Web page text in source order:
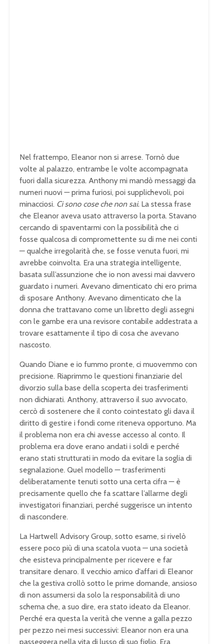
Nel frattempo, Eleanor non si arrese. Tornò due
volte al palazzo, entrambe le volte accompagnata
fuori dalla sicurezza. Anthony mi mandò messaggi da
numeri nuovi — prima furiosi, poi supplichevoli, poi
minacciosi. Ci sono cose che non sai. La stessa frase
che Eleanor aveva usato attraverso la porta. Stavano
cercando di spaventarmi con la possibilità che ci
fosse qualcosa di compromettente su di me nei conti
— qualche irregolarità che, se fosse venuta fuori, mi
avrebbe coinvolta. Era una strategia intelligente,
basata sull’assunzione che io non avessi mai davvero
guardato i numeri. Avevano dimenticato chi ero prima
di sposare Anthony. Avevano dimenticato che la
donna che trattavano come un libretto degli assegni
con le gambe era una revisore contabile addestrata a
trovare esattamente il tipo di cosa che avevano
nascosto.
Quando Diane e io fummo pronte, ci muovemmo con
precisione. Riaprimmo le questioni finanziarie del
divorzio sulla base della scoperta dei trasferimenti
non dichiarati. Anthony, attraverso il suo avvocato,
cercò di sostenere che il conto cointestato gli dava il
diritto di gestire i fondi come riteneva opportuno. Ma
il problema non era chi avesse accesso al conto. Il
problema era dove erano andati i soldi e perché
erano stati strutturati in modo da evitare la soglia di
segnalazione. Quel modello — trasferimenti
deliberatamente tenuti sotto una certa cifra — è
precisamente quello che fa scattare l’allarme degli
investigatori finanziari, perché suggerisce un intento
di nascondere.
La Hartwell Advisory Group, sotto esame, si rivelò
essere poco più di una scatola vuota — una società
che esisteva principalmente per ricevere e far
transitare denaro. Il vecchio amico d’affari di Eleanor
che la gestiva crollò sotto le prime domande, ansioso
di non assumersi da solo la responsabilità di uno
schema che, a suo dire, era stato ideato da Eleanor.
Perché era questa la verità che venne a galla pezzo
per pezzo nei mesi successivi: Eleanor non era una
passeggera nella vita di lusso di suo figlio. Era